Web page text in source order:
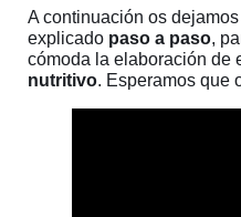
A continuación os dejamos
explicado paso a paso,
cómoda la elaboración de
nutritivo. Esperamos que